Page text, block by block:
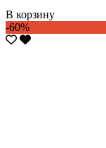
В корзину
-60%